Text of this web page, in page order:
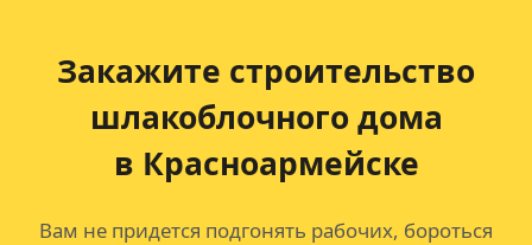
Закажите строительство
шлакоблочного дома
в Красноармейске
Вам не придется подгонять рабочих, бороться